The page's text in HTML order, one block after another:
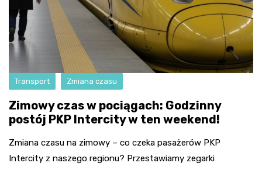
Transport Zmiana czasu
Zimowy czas w pociągach: Godzinny
postój PKP Intercity w ten weekend!
Zmiana czasu na zimowy – co czeka pasażerów PKP
Intercity z naszego regionu? Przestawiamy zegarki